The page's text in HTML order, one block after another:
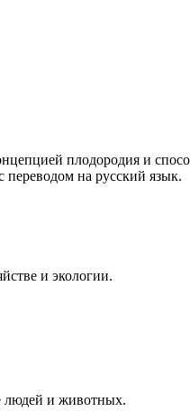
плодородия и
переводом на русский язык.
и экологии.
людей и животных.